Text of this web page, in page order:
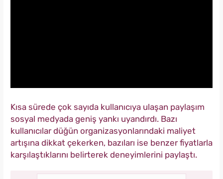
Kısa sürede çok sayıda kullanıcıya ulaşan paylaşım
sosyal medyada geniş yankı uyandırdı. Bazı
kullanıcılar düğün organizasyonlarındaki maliyet
artışına dikkat çekerken, bazıları ise benzer fiyatlarla
karşılaştıklarını belirterek deneyimlerini paylaştı.